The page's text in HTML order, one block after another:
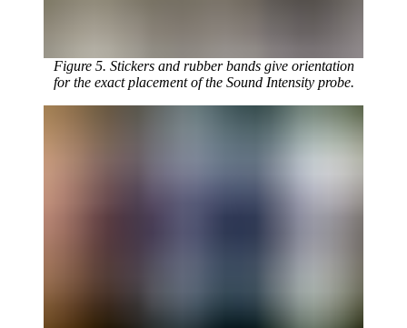
Figure 5. Stickers and rubber bands give orientation
for the exact placement of the Sound Intensity probe.